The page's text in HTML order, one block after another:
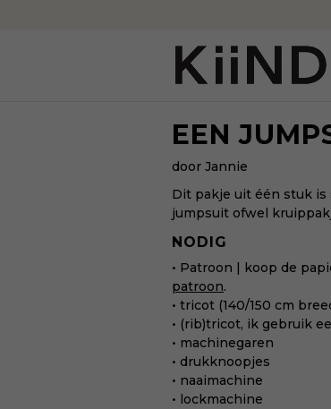
EEN
door Jannie
Dit pakje uit één stuk
jumpsuit ofwel
NODIG
• Patroon | koop de
patroon.
• tricot (140/150 cm
• (rib)tricot, ik gebruik
• machinegaren
• drukknoopjes
• naaimachine
• lockmachine